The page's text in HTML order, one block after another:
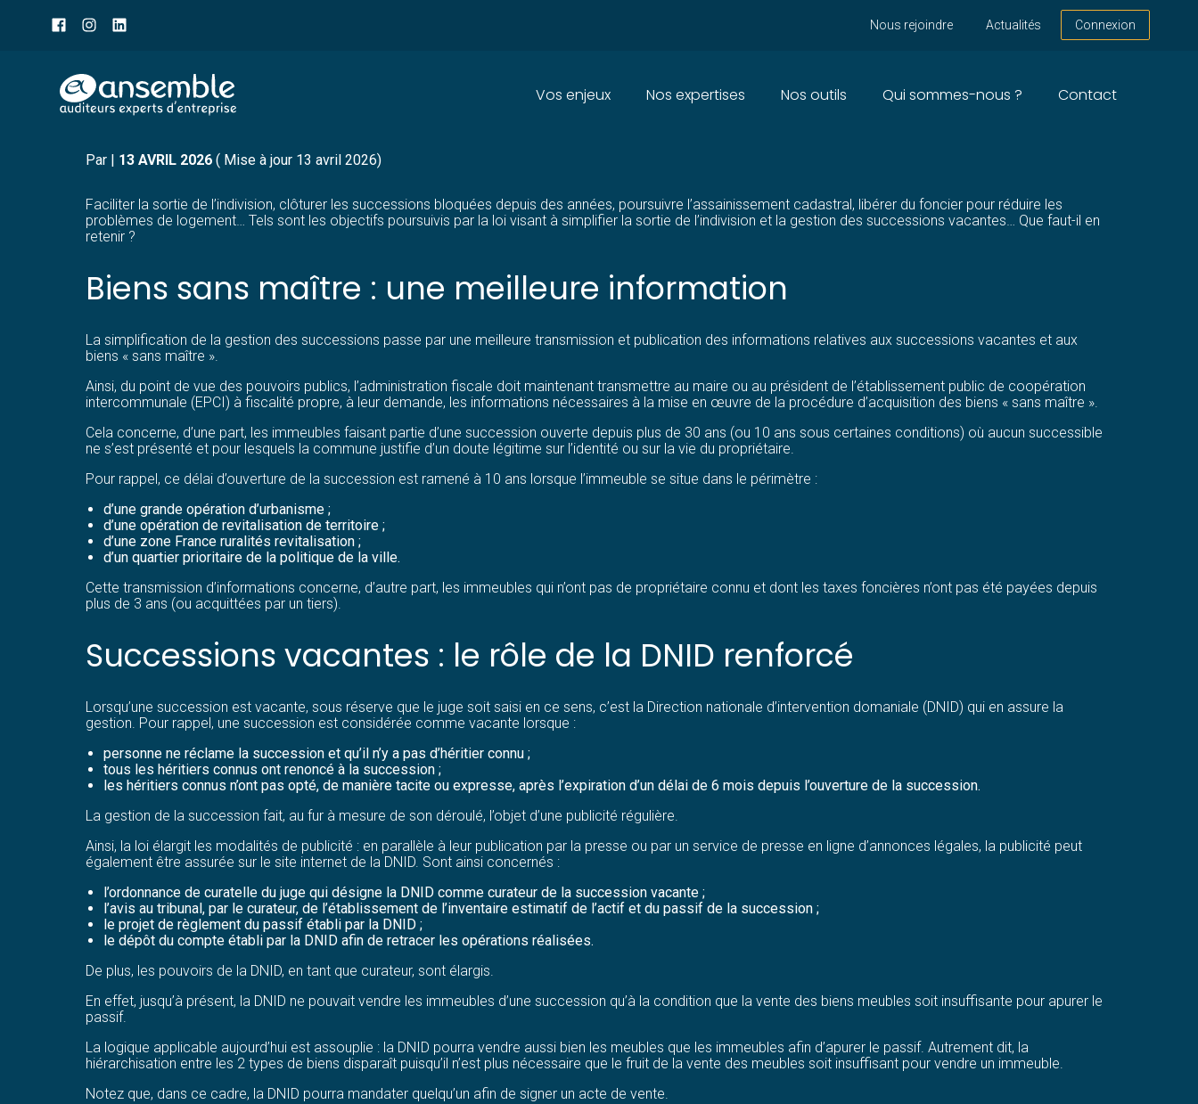
header
Nous rejoindre Actualités Connexion
Aller
au
Principal
Vos enjeux Nos expertises Nos outils Qui sommes-nous ? Contact
INDIVISION ET SUCCESSIONS VACANTES : DES SOLUTIONS POUR EN SORTIR ?
Par | 13 AVRIL 2026( Mise à jour 13 avril 2026)
Faciliter la sortie de l’indivision, clôturer les successions bloquées depuis des années, poursuivre l’assainissement cadastral, libérer du foncier pour réduire les
problèmes de logement… Tels sont les objectifs poursuivis par la loi visant à simplifier la sortie de l’indivision et la gestion des successions vacantes… Que faut-il en
retenir ?
Biens sans maître : une meilleure information
La simplification de la gestion des successions passe par une meilleure transmission et publication des informations relatives aux successions vacantes et aux
biens « sans maître ».
Ainsi, du point de vue des pouvoirs publics, l’administration fiscale doit maintenant transmettre au maire ou au président de l’établissement public de coopération
intercommunale (EPCI) à fiscalité propre, à leur demande, les informations nécessaires à la mise en œuvre de la procédure d’acquisition des biens « sans maître ».
Cela concerne, d’une part, les immeubles faisant partie d’une succession ouverte depuis plus de 30 ans (ou 10 ans sous certaines conditions) où aucun successible
ne s’est présenté et pour lesquels la commune justifie d’un doute légitime sur l’identité ou sur la vie du propriétaire.
Pour rappel, ce délai d’ouverture de la succession est ramené à 10 ans lorsque l’immeuble se situe dans le périmètre :
d’une grande opération d’urbanisme ;
d’une opération de revitalisation de territoire ;
d’une zone France ruralités revitalisation ;
d’un quartier prioritaire de la politique de la ville.
Cette transmission d’informations concerne, d’autre part, les immeubles qui n’ont pas de propriétaire connu et dont les taxes foncières n’ont pas été payées depuis
plus de 3 ans (ou acquittées par un tiers).
Successions vacantes : le rôle de la DNID renforcé
Lorsqu’une succession est vacante, sous réserve que le juge soit saisi en ce sens, c’est la Direction nationale d’intervention domaniale (DNID) qui en assure la
gestion. Pour rappel, une succession est considérée comme vacante lorsque :
personne ne réclame la succession et qu’il n’y a pas d’héritier connu ;
tous les héritiers connus ont renoncé à la succession ;
les héritiers connus n’ont pas opté, de manière tacite ou expresse, après l’expiration d’un délai de 6 mois depuis l’ouverture de la succession.
La gestion de la succession fait, au fur à mesure de son déroulé, l’objet d’une publicité régulière.
Ainsi, la loi élargit les modalités de publicité : en parallèle à leur publication par la presse ou par un service de presse en ligne d’annonces légales, la publicité peut
également être assurée sur le site internet de la DNID. Sont ainsi concernés :
l’ordonnance de curatelle du juge qui désigne la DNID comme curateur de la succession vacante ;
l’avis au tribunal, par le curateur, de l’établissement de l’inventaire estimatif de l’actif et du passif de la succession ;
le projet de règlement du passif établi par la DNID ;
le dépôt du compte établi par la DNID afin de retracer les opérations réalisées.
De plus, les pouvoirs de la DNID, en tant que curateur, sont élargis.
En effet, jusqu’à présent, la DNID ne pouvait vendre les immeubles d’une succession qu’à la condition que la vente des biens meubles soit insuffisante pour apurer le
passif.
La logique applicable aujourd’hui est assouplie : la DNID pourra vendre aussi bien les meubles que les immeubles afin d’apurer le passif. Autrement dit, la
hiérarchisation entre les 2 types de biens disparaît puisqu’il n’est plus nécessaire que le fruit de la vente des meubles soit insuffisant pour vendre un immeuble.
Notez que, dans ce cadre, la DNID pourra mandater quelqu’un afin de signer un acte de vente.